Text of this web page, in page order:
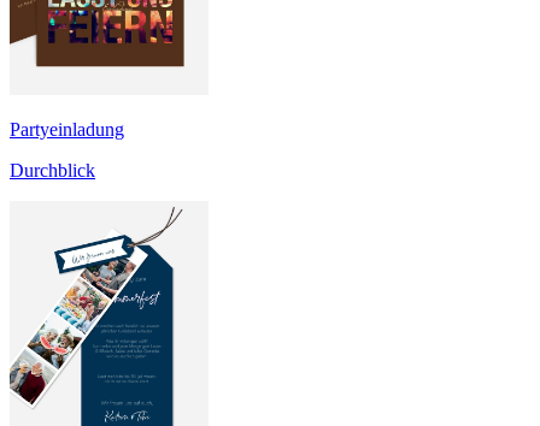
Partyeinladung
Durchblick